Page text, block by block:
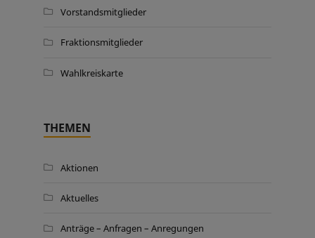
Vorstandsmitglieder
Fraktionsmitglieder
Wahlkreiskarte
THEMEN
Aktionen
Aktuelles
Anträge – Anfragen – Anregungen